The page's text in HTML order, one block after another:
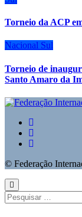
Torneio da ACP
Nacional Sul
Torneio de
Santo Amaro da
© Federação
Pesquisar
por: